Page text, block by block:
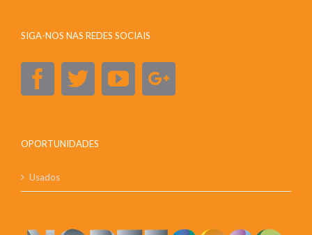
SIGA-NOS NAS REDES SOCIAIS
OPORTUNIDADES
Usados